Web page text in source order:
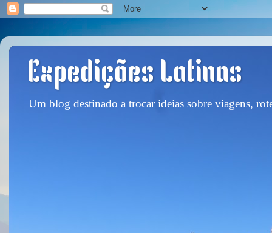
Expedições Latinas
Um blog destinado a trocar ideias sobre viagens,